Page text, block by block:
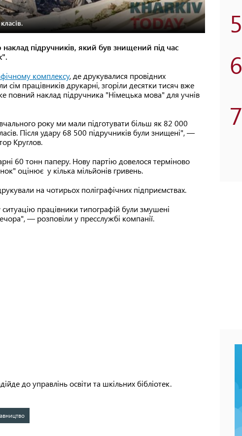
підручників, який був знищений під час
комплексу, де друкувалися провідних
сім працівників друкарні, згоріли десятки тисяч вже
повний наклад підручника "Німецька мова" для учнів
року ми мали підготувати більш як 82 000
Після удару 68 500 підручників були знищені", —
Круглов.
60 тонн паперу. Нову партію довелося терміново
оцінює у кілька мільйонів гривень.
на чотирьох поліграфічних підприємствах.
працівники типографій були змушені
— розповіли у пресслужбі компанії.
до управлінь освіти та шкільних бібліотек.
5
6
7